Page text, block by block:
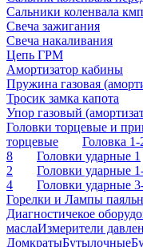
Сальники коленвала
Свеча зажигания
Свеча накаливания
Цепь ГРМ
Амортизатор кабины
Пружина газовая
Тросик замка капота
Упор газовый
Головки торцевые и
торцевые
Головка 1-
8
Головки ударные 1
2
Головки ударные
4
Головки ударные
Горелки и Лампы
Диагностичекое
маслаИзмерители
ДомкратыБутылочные